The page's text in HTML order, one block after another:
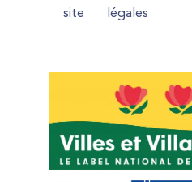
site
légales